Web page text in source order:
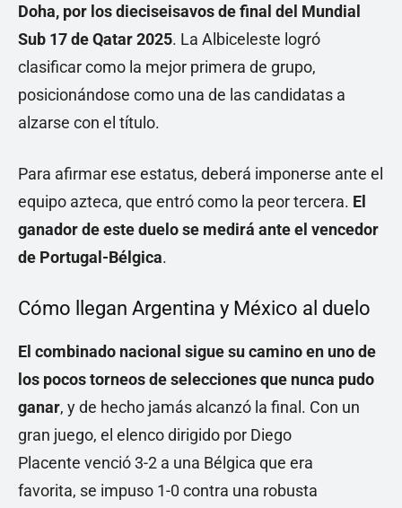
Doha, por los dieciseisavos de final del Mundial
Sub 17 de Qatar 2025. La Albiceleste logró
clasificar como la mejor primera de grupo,
posicionándose como una de las candidatas a
alzarse con el título.
Para afirmar ese estatus, deberá imponerse ante el
equipo azteca, que entró como la peor tercera. El
ganador de este duelo se medirá ante el vencedor
de Portugal-Bélgica.
Cómo llegan Argentina y México al duelo
El combinado nacional sigue su camino en uno de
los pocos torneos de selecciones que nunca pudo
ganar, y de hecho jamás alcanzó la final. Con un
gran juego, el elenco dirigido por Diego
Placente venció 3-2 a una Bélgica que era
favorita, se impuso 1-0 contra una robusta